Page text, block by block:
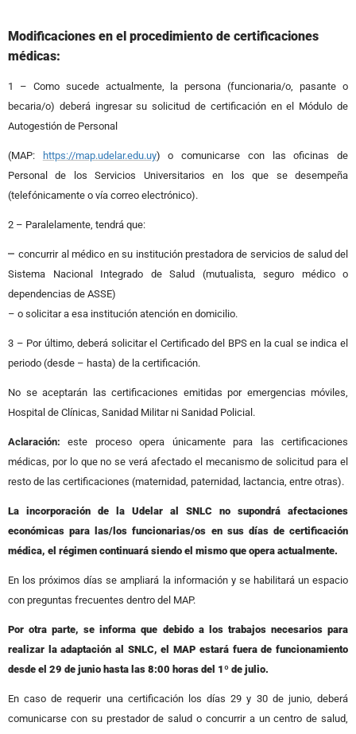
Modificaciones en el procedimiento de certificaciones
médicas:
1 – Como sucede actualmente, la persona (funcionaria/o, pasante o
becaria/o) deberá ingresar su solicitud de certificación en el Módulo de
Autogestión de Personal
(MAP: https://map.udelar.edu.uy) o comunicarse con las oficinas de
Personal de los Servicios Universitarios en los que se desempeña
(telefónicamente o vía correo electrónico).
2 – Paralelamente, tendrá que:
–concurrir al médico en su institución prestadora de servicios de salud del
Sistema Nacional Integrado de Salud (mutualista, seguro médico o
dependencias de ASSE)
– o solicitar a esa institución atención en domicilio.
3 – Por último, deberá solicitar el Certificado del BPS en la cual se indica el
periodo (desde – hasta) de la certificación.
No se aceptarán las certificaciones emitidas por emergencias móviles,
Hospital de Clínicas, Sanidad Militar ni Sanidad Policial.
Aclaración:este proceso opera únicamente para las certificaciones
médicas, por lo que no se verá afectado el mecanismo de solicitud para el
resto de las certificaciones (maternidad, paternidad, lactancia, entre otras).
La incorporación de la Udelar al SNLC no supondrá afectaciones
económicas para las/los funcionarias/os en sus días de certificación
médica, el régimen continuará siendo el mismo que opera actualmente.
En los próximos días se ampliará la información y se habilitará un espacio
con preguntas frecuentes dentro del MAP.
Por otra parte, se informa que debido a los trabajos necesarios para
realizar la adaptación al SNLC, el MAP estará fuera de funcionamiento
desde el 29 de junio hasta las 8:00 horas del 1º de julio.
En caso de requerir una certificación los días 29 y 30 de junio, deberá
comunicarse con su prestador de salud o concurrir a un centro de salud,